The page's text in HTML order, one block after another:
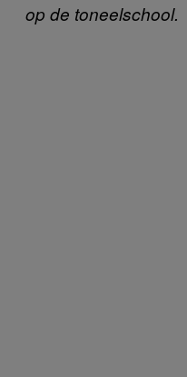
op de toneelschool.